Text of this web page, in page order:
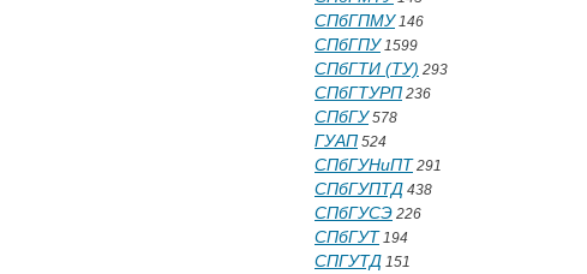
СПбГПМУ146
СПбГПУ1599
СПбГТИ (ТУ) 293
СПбГТУРП 236
СПбГУ578
ГУАП 524
СПбГУНиПТ 291
СПбГУПТД 438
СПбГУСЭ 226
СПбГУТ 194
СПГУТД 151